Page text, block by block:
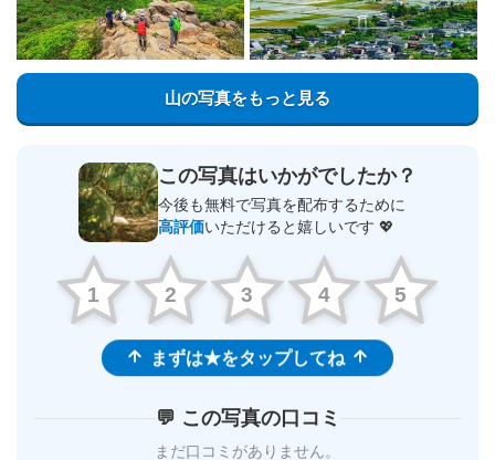
山の写真をもっと見る
この写真はいかがでしたか？
今後も無料で写真を配布するために
高評価いただけると嬉しいです 💖
1 2 3 4 5
まずは★をタップしてね
💬 この写真の口コミ
まだ口コミがありません。